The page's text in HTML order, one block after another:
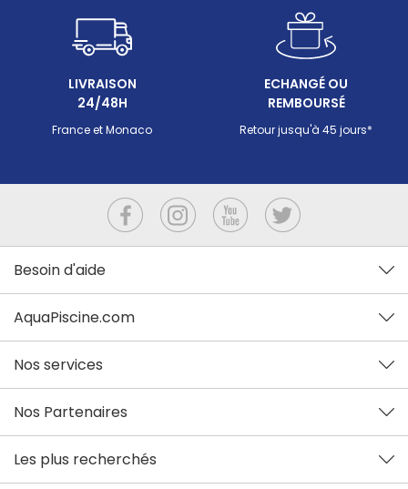
LIVRAISON
24/48H
France et Monaco
ECHANGÉ OU
REMBOURSÉ
Retour jusqu'à 45 jours*
Besoin d'aide
AquaPiscine.com
Nos services
Nos Partenaires
Les plus recherchés